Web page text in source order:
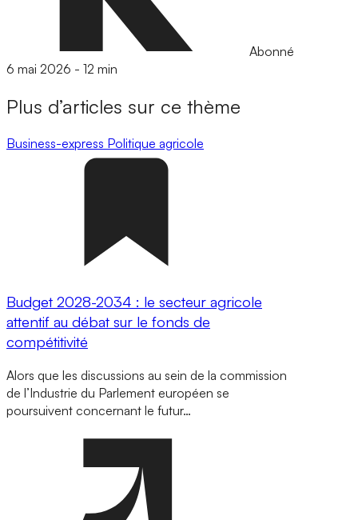
Abonné
6 mai 2026 - 12 min
Plus d’articles sur ce thème
Business-express Politique agricole
Budget 2028-2034 : le secteur agricole
attentif au débat sur le fonds de
compétitivité
Alors que les discussions au sein de la commission
de l’Industrie du Parlement européen se
poursuivent concernant le futur…